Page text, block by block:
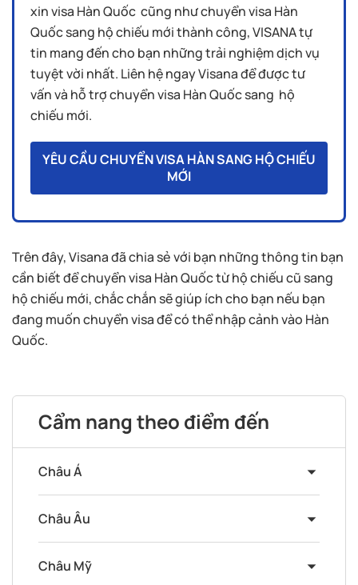
xin visa Hàn Quốc cũng như chuyển visa Hàn
Quốc sang hộ chiếu mới thành công, VISANA tự
tin mang đến cho bạn những trải nghiệm dịch vụ
tuyệt vời nhất. Liên hệ ngay Visana để được tư
vấn và hỗ trợ chuyển visa Hàn Quốc sang hộ
chiếu mới.
YÊU CẦU CHUYỂN VISA HÀN SANG HỘ CHIẾU
MỚI
Trên đây, Visana đã chia sẻ với bạn những thông tin bạn
cần biết để chuyển visa Hàn Quốc từ hộ chiếu cũ sang
hộ chiếu mới, chắc chắn sẽ giúp ích cho bạn nếu bạn
đang muốn chuyển visa để có thể nhập cảnh vào Hàn
Quốc.
Cẩm nang theo điểm đến
Châu Á
Châu Âu
Châu Mỹ